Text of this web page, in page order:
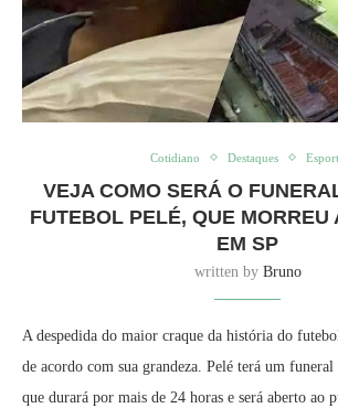
Cotidiano Destaques
VEJA COMO SERÁ O
FUTEBOL PELÉ, QUE MORREU
EM SP
written by Bruno
A despedida do maior craque da história do
de acordo com sua grandeza. Pelé terá um
que durará por mais de 24 horas e será aberto ao